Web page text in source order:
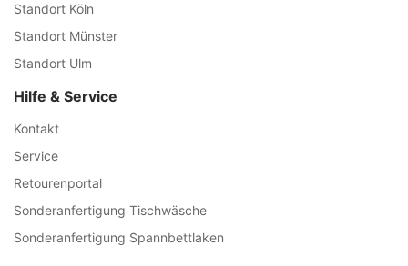
Standort Köln
Standort Münster
Standort Ulm
Hilfe & Service
Kontakt
Service
Retourenportal
Sonderanfertigung Tischwäsche
Sonderanfertigung Spannbettlaken